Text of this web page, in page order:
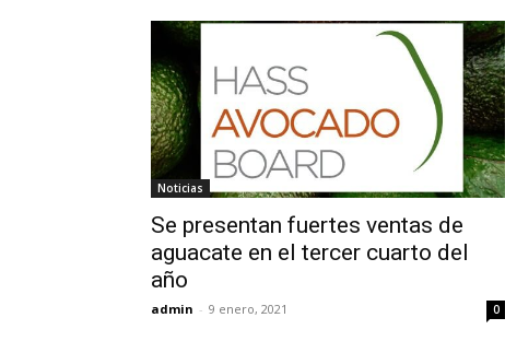
Noticias
Se presentan fuertes ventas de
aguacate en el tercer cuarto del
año
admin - 9 enero, 2021 0